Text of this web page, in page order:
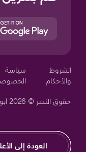
الشروط
والأحكام
سياسة
حقوق النشر © 2026 أبوظبي. جميع الحقوق محفوظة.
العودة إلى